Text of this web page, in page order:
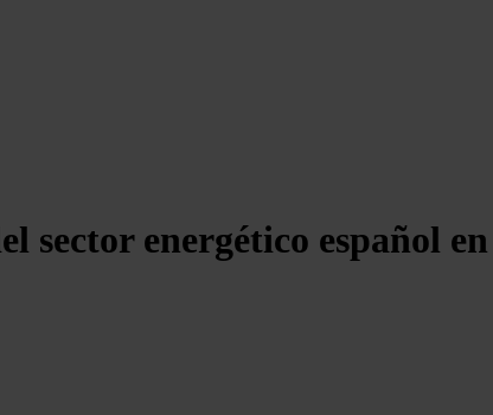
sector energético español